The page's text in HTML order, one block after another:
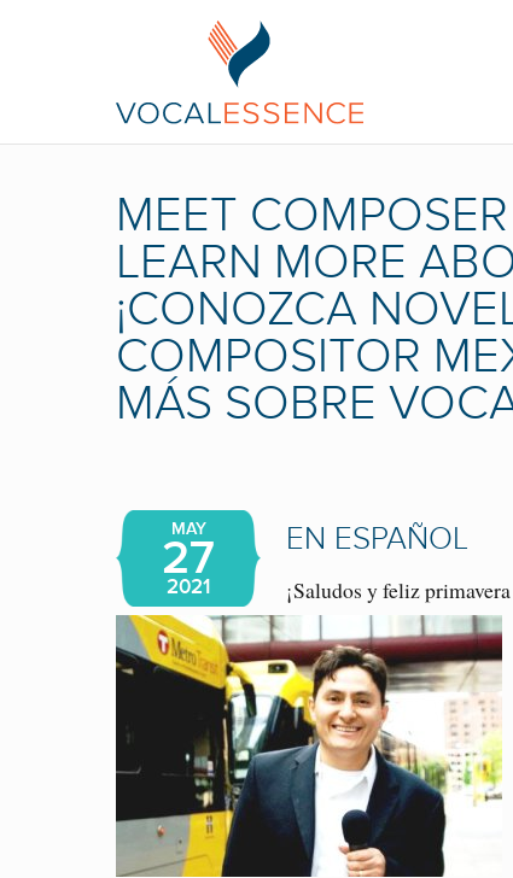
MEET
LEARN MORE
¡CONOZCA
COMPOSITOR
MÁS SOBRE
MAY
27
2021
EN ESPAÑOL
¡Saludos y feliz